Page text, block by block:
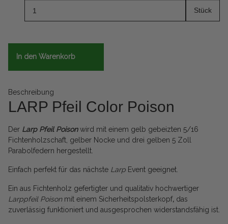
Stück
In den Warenkorb
Beschreibung
LARP Pfeil Color Poison
Der Larp Pfeil Poisonwird mit einem gelb gebeizten 5/16
Fichtenholzschaft, gelber Nocke und drei gelben 5 Zoll
Parabolfedern hergestellt.
Einfach perfekt für das nächste Larp Event geeignet.
Ein aus Fichtenholz gefertigter und qualitativ hochwertiger
Larppfeil Poison mit einem Sicherheitspolsterkopf, das
zuverlässig funktioniert und ausgesprochen widerstandsfähig ist.